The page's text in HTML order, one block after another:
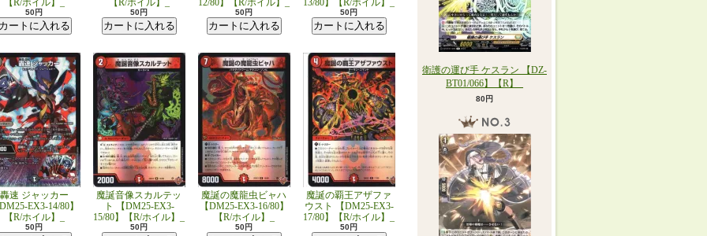
【R/ホイル】_
50円
【R/ホイル】_
50円
12/80】【R/ホイル】_
50円
13/80】【R/ホイル】_
50円
轟速 ジャッカー
EX3-14/80】
【R/ホイル】_
50円
魔誕音像スカルテッ
ト 【DM25-EX3-
15/80】【R/ホイル】_
50円
魔誕の魔龍虫ビャハ
【DM25-EX3-16/80】
【R/ホイル】_
50円
魔誕の覇王アザファ
ウスト 【DM25-EX3-
17/80】【R/ホイル】_
50円
衛護の運び手 ケスラン 【DZ-
BT01/066】【R】_
80円